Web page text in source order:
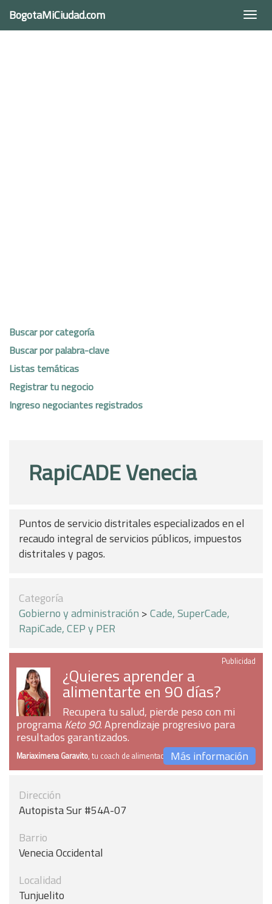
BogotaMiCiudad.com
Buscar por categoría
Buscar por palabra-clave
Listas temáticas
Registrar tu negocio
Ingreso negociantes registrados
RapiCADE Venecia
Puntos de servicio distritales especializados en el
recaudo integral de servicios públicos, impuestos
distritales y pagos.
Categoría
Gobierno y administración >Cade, SuperCade,
RapiCade, CEP y PER
Publicidad
¿Quieres aprender a
alimentarte en 90 días?
Recupera tu salud, pierde peso con mi
programaKeto 90. Aprendizaje progresivo para
resultados garantizados.
Mariaximena Garavito, tu coach de alimentaciónMás información
Dirección
Autopista Sur #54A-07
Barrio
Venecia Occidental
Localidad
Tunjuelito